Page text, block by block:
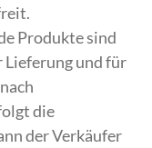
Produkte sind
Lieferung und für
die
der Verkäufer